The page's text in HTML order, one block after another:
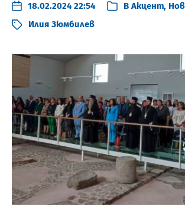
18.02.2024 22:54 В Акцент,
Илия Зюмбилев